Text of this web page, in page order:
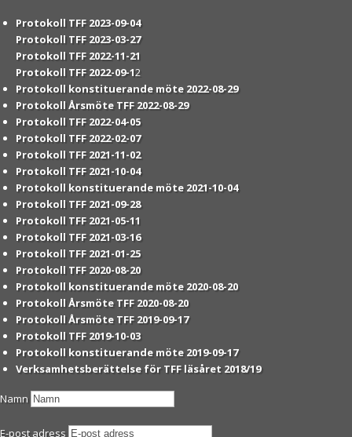
Protokoll TFF 2023-09-04
Protokoll TFF 2023-03-27
Protokoll TFF 2022-11-21
Protokoll TFF 2022-09-12
Protokoll konstituerande möte 2022-08-29
Protokoll Årsmöte TFF 2022-08-29
Protokoll TFF 2022-04-05
Protokoll TFF 2022-02-07
Protokoll TFF 2021-11-02
Protokoll TFF 2021-10-04
Protokoll konstituerande möte 2021-10-04
Protokoll TFF 2021-09-28
Protokoll TFF 2021-05-11
Protokoll TFF 2021-03-16
Protokoll TFF 2021-01-25
Protokoll TFF 2020-08-20
Protokoll konstituerande möte 2020-08-20
Protokoll Årsmöte TFF 2020-08-20
Protokoll Årsmöte TFF 2019-09-17
Protokoll TFF 2019-10-03
Protokoll konstituerande möte 2019-09-17
Verksamhetsberättelse för TFF läsåret 2018/19
Namn
E-post adress